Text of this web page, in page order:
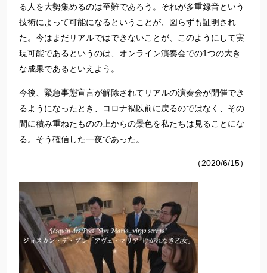
る人を大勢集めるのは至難であろう。それが多重録音という
技術によって可能になるということが、図らずも証明され
た。今はまだリアルではできないことが、このようにして実
現可能であるというのは、オンライン演奏会での1つの大き
な成果であるといえよう。
今後、緊急事態宣言が解除されてリアルの演奏会が開催でき
るようになったとき、コロナ禍以前に戻るのではなく、その
間に積み重ねたものの上からの景色を私たちは見ることにな
る。そう確信した一夜であった。
（2020/6/15）